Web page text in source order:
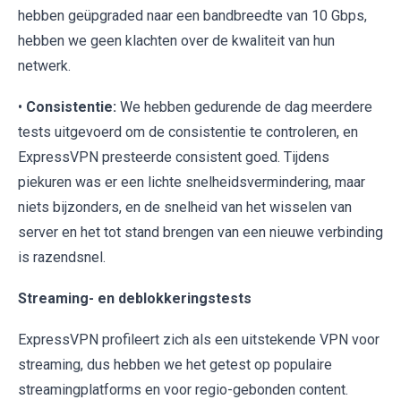
hebben geüpgraded naar een bandbreedte van 10 Gbps,
hebben we geen klachten over de kwaliteit van hun
netwerk.
• Consistentie: We hebben gedurende de dag meerdere
tests uitgevoerd om de consistentie te controleren, en
ExpressVPN presteerde consistent goed. Tijdens
piekuren was er een lichte snelheidsvermindering, maar
niets bijzonders, en de snelheid van het wisselen van
server en het tot stand brengen van een nieuwe verbinding
is razendsnel.
Streaming- en deblokkeringstests
ExpressVPN profileert zich als een uitstekende VPN voor
streaming, dus hebben we het getest op populaire
streamingplatforms en voor regio-gebonden content.